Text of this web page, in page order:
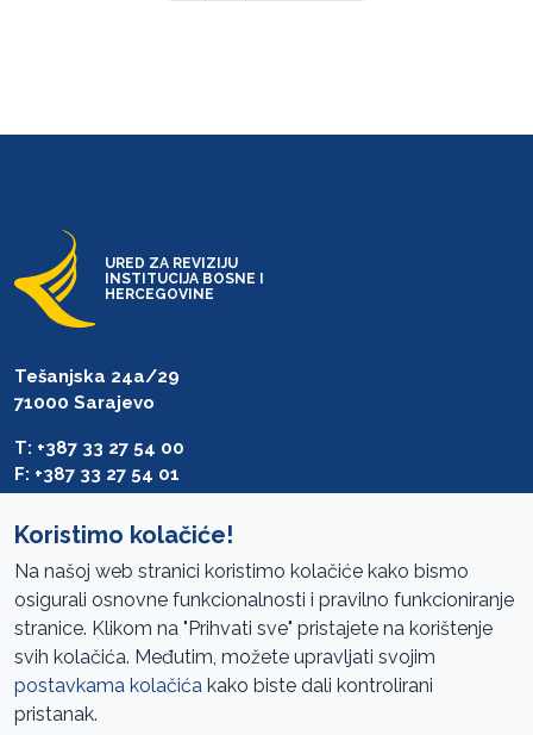
URED ZA REVIZIJU
INSTITUCIJA BOSNE I
HERCEGOVINE
Tešanjska 24a/29
71000 Sarajevo
T: +387 33 27 54 00
F: +387 33 27 54 01
Pristup informacijama
Mapa sajta
Oglasi
Koristimo kolačiće!
Na našoj web stranici koristimo kolačiće kako bismo
osigurali osnovne funkcionalnosti i pravilno funkcioniranje
stranice. Klikom na "Prihvati sve" pristajete na korištenje
svih kolačića. Međutim, možete upravljati svojim
postavkama kolačića kako biste dali kontrolirani
pristanak.